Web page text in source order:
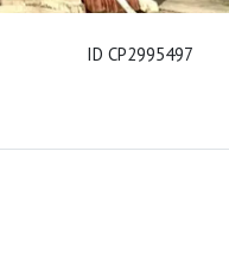
ID CP2995497